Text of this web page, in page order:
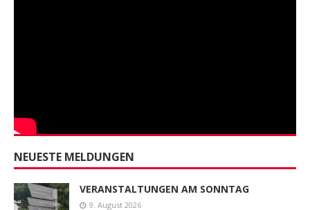
NEUESTE MELDUNGEN
VERANSTALTUNGEN AM SONNTAG
9. August 2026